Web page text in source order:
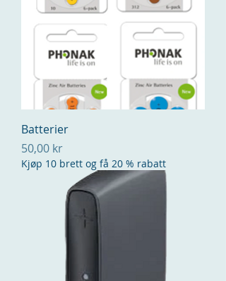
Batterier
Pris
50,00 kr
Kjøp 10 brett og få 20 % rabatt